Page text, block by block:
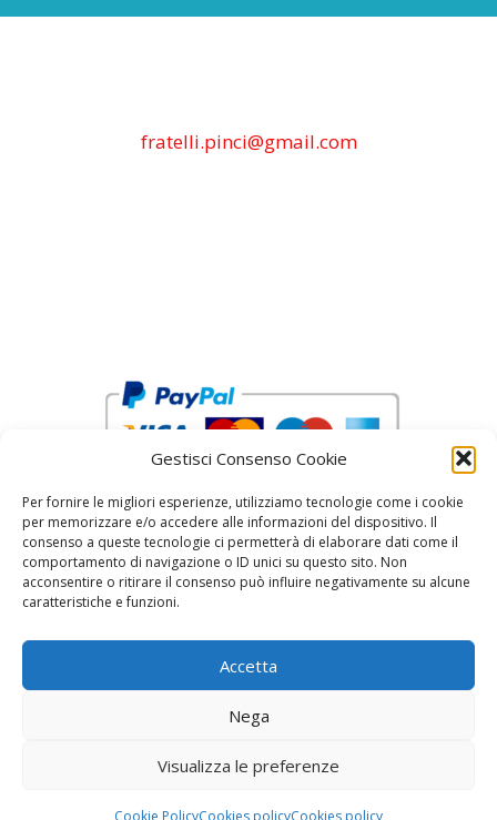
Gestisci Consenso Cookie
Per fornire le migliori esperienze, utilizziamo tecnologie come i cookie
per memorizzare e/o accedere alle informazioni del dispositivo. Il
consenso a queste tecnologie ci permetterà di elaborare dati come il
comportamento di navigazione o ID unici su questo sito. Non
acconsentire o ritirare il consenso può influire negativamente su alcune
caratteristiche e funzioni.
Accetta
Nega
Visualizza le preferenze
Cookie PolicyCookies policyCookies policy
fratelli.pinci@gmail.com
reCAPTCHA Google’s Privacy Policy and
© 2026 Fratelli Pinci by Fonderia Fattorini
conGeneratePress